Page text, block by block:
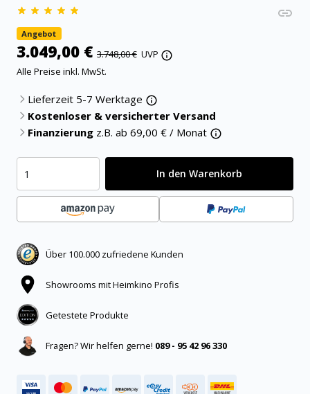
Angebot
3.049,00 € 3.748,00 € UVP
Alle Preise inkl. MwSt.
Lieferzeit 5-7 Werktage
Kostenloser & versicherter Versand
Finanzierung z.B. ab 69,00 € / Monat
In den Warenkorb
Über 100.000 zufriedene Kunden
Showrooms mit Heimkino Profis
Getestete Produkte
Fragen? Wir helfen gerne! 089 - 95 42 96 330